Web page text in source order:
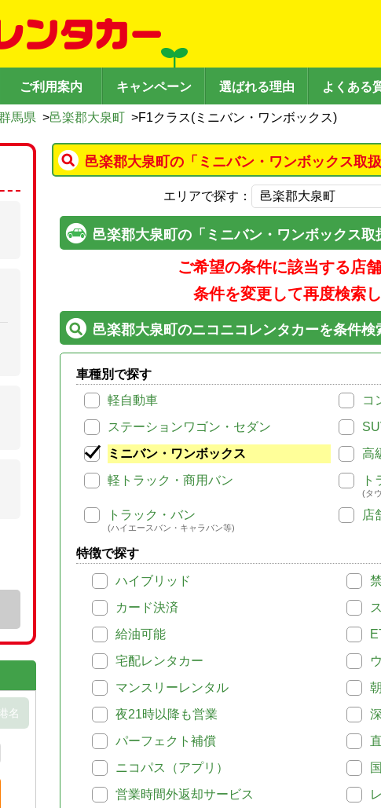
ご利用案内 キャンペーン 選ばれる理由 よくある
馬県 >邑楽郡大泉町 >F1クラス(ミニバン・ワンボックス)
邑楽郡大泉町の「ミニバン・ワンボックス取
エリアで探す：
邑楽郡大泉町の「ミニバン・ワンボックス
ご希望の条件に該当する店
条件を変更して再度検索
邑楽郡大泉町のニコニコレンタカーを条件検
車種別で探す
軽自動車
コ
ステーションワゴン・セダン
ミニバン・ワンボックス
高
軽トラック・商用バン
ト
(タ
トラック・バン
(ハイエースバン・キャラバン等)
店
特徴で探す
ハイブリッド
カード決済
給油可能
宅配レンタカー
マンスリーレンタル
夜21時以降も営業
パーフェクト補償
ニコパス（アプリ）
営業時間外返却サービス
名